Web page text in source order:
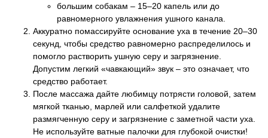
большим собакам – 15–20 капель или до
равномерного увлажнения ушного канала.
Аккуратно помассируйте основание уха в течение 20–30
секунд, чтобы средство равномерно распределилось и
помогло растворить ушную серу и загрязнение.
Допустим легкий «чавкающий» звук – это означает, что
средство работает.
После массажа дайте любимцу потрясти головой, затем
мягкой тканью, марлей или салфеткой удалите
размягченную серу и загрязнение с заметной части уха.
Не используйте ватные палочки для глубокой очистки!